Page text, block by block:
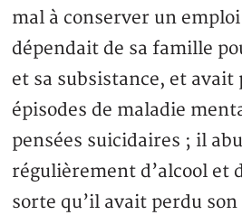
mal à conserver un
dépendait de sa famille
et sa subsistance, et avait
épisodes de maladie
pensées suicidaires ; il
régulièrement d’alcool et
sorte qu’il avait perdu